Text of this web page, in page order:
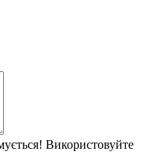
Використовуйте